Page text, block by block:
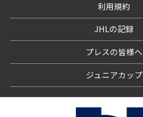
利用規約
JHLの記録
プレスの皆様へ
ジュニアカップ